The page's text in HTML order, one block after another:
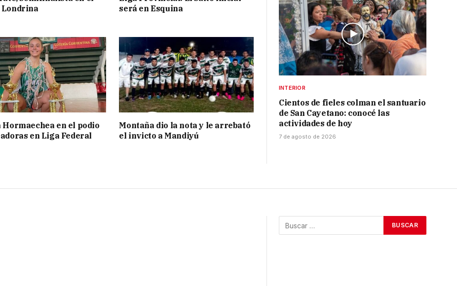
Londrina
será en Esquina
Hormaechea en el podio
en Liga Federal
Montaña dio la nota y le arrebató
el invicto a Mandiyú
INTERIOR
Cientos de fieles colman el santuario
de San Cayetano: conocé las
actividades de hoy
7 de agosto de 2026